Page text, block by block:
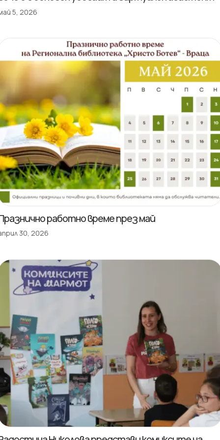
5, 2026
работно време през май
30, 2026